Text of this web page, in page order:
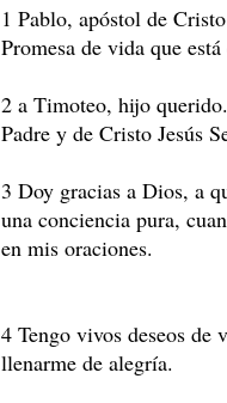
1 Pablo, apóstol de
Promesa de vida que
2 a Timoteo, hijo
Padre y de Cristo Jesús
3 Doy gracias a Dios, a
una conciencia pura,
en mis oraciones.
4 Tengo vivos deseos de
llenarme de alegría.